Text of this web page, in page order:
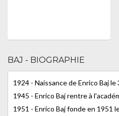
BAJ - BIOGRAPHIE
1924 - Naissance de Enrico Baj
1945 - Enrico Baj rentre à
1951 - Enrico Baj fonde en 1951